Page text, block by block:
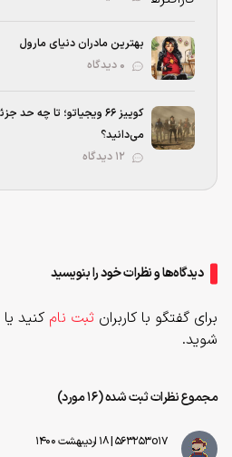
بهترین مادران دنیای مارول
می‌دانید؟
دیدگاه‌ها و نظرات خود را بنویسید
برای گفتگو با کاربران ثبت نام کنید یا
شوید.
مجموع نظرات ثبت شده (16 مورد)
563253o17 | ۱۸ اردیبهشت ۱۴۰۰